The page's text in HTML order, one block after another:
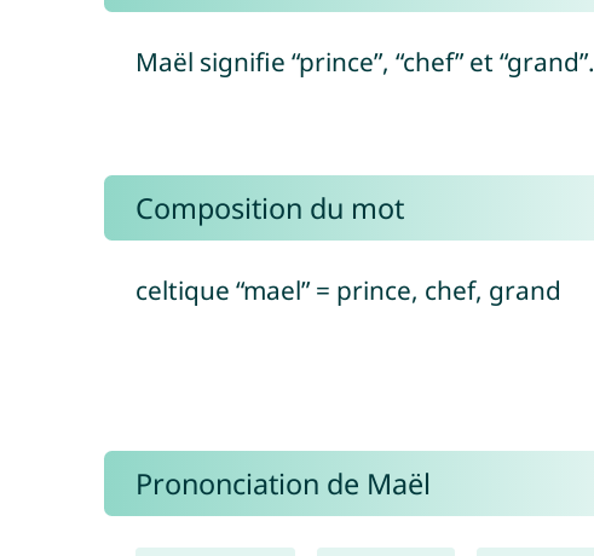
Maël signifie “prince”, “chef” et “grand”.
Composition du mot
celtique “mael” = prince, chef, grand
Prononciation de Maël